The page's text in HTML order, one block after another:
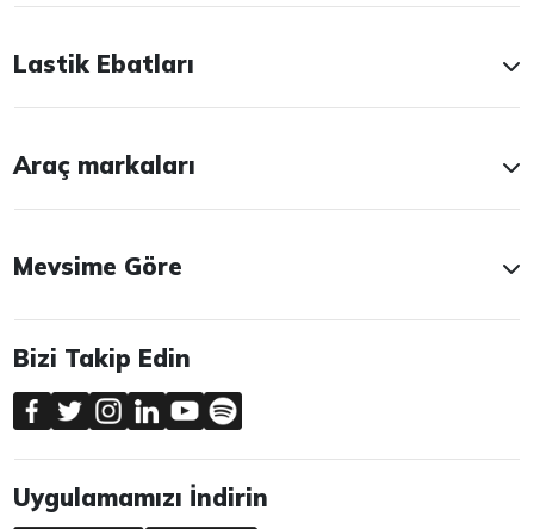
Lastik Ebatları
Araç markaları
Mevsime Göre
Bizi Takip Edin
Uygulamamızı İndirin